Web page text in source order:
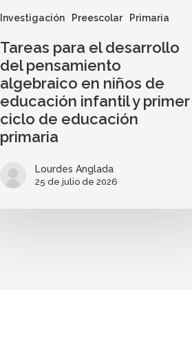
Investigación Preescolar Primaria
Tareas para el desarrollo
del pensamiento
algebraico en niños de
educación infantil y primer
ciclo de educación
primaria
Lourdes Anglada
25 de julio de 2026